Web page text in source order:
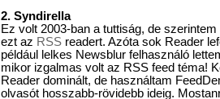
2. Syndirella
Ez volt 2003-ban a tuttiság, de
ezt az RSSreadert. Azóta sok Reader
például lelkes Newsblur felhasználó
mikor izgalmas volt az RSS feed téma!
Reader dominált, de használtam
olvasót hosszabb-rövidebb ideig.